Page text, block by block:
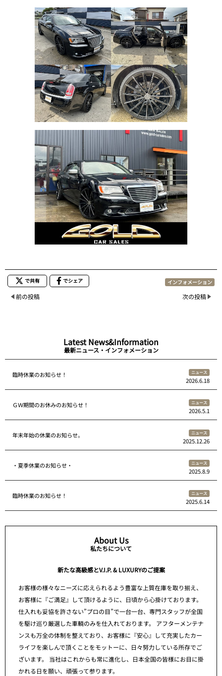
で共有 でシェア インフォメーション
前の投稿 次の投稿
Latest News&Information
最新ニュース・インフォメーション
臨時休業のお知らせ！ ニュース
2026.6.18
ＧＷ期間のお休みのお知らせ！ ニュース
2026.5.1
年末年始の休業のお知らせ。 ニュース
2025.12.26
・夏季休業のお知らせ・ ニュース
2025.8.9
臨時休業のお知らせ！ ニュース
2025.6.14
About Us
私たちについて
新たな高級感とV.I.P. & LUXURYのご提案
お客様の様々なニーズに応えられるよう豊富な上質在庫を取り揃え、
お客様に『ご満足』して頂けるように、日頃から心掛けております。
仕入れも妥協を許さない”プロの目”で一台一台、専門スタッフが全国
を駆け巡り厳選した車輌のみを仕入れております。 アフターメンテナ
ンスも万全の体制を整えており、お客様に『安心』して充実したカー
ライフを楽しんで頂くことをモットーに、日々努力している所存でご
ざいます。 当社はこれからも常に進化し、日本全国の皆様にお目に掛
かれる日を願い、頑張って参ります。